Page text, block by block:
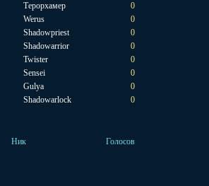
Терорхамер
0
Werus
0
Shadowpriest
0
Shadowarrior
0
Twister
0
Sensei
0
Gulya
0
Shadowarlock
0
Ник Голосов